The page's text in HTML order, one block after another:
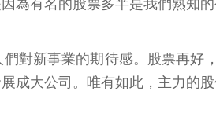
為有名的股票多半是我們熟知的
對新事業的期待感。股票再
成大公司。唯有如此，主力的股